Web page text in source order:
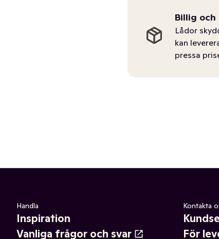
Billig och
Lådor
kan
pressa
Handla
Inspiration
Vanliga frågor och svar
Kontakta
För